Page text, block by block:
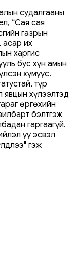
судалгааны
“Сая сая
газрын
асар их
харгис
бус хүн амын
хүмүүс.
түр
явцын хүлээлтэд
өргөхийн
бэлтгэж
гаргаагүй.
үү эсвэл
гэж